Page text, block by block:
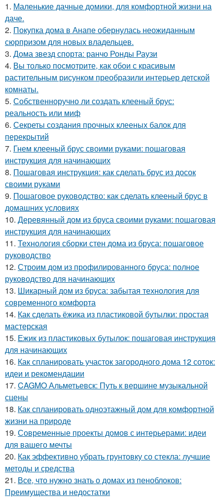
1. Маленькие дачные домики, для комфортной жизни на
даче.
2. Покупка дома в Анапе обернулась неожиданным
сюрпризом для новых владельцев.
3. Дома звезд спорта: ранчо Ронды Раузи
4. Вы только посмотрите, как обои с красивым
растительным рисунком преобразили интерьер детской
комнаты.
5. Собственноручно ли создать клееный брус:
реальность или миф
6. Секреты создания прочных клееных балок для
перекрытий
7. Гнем клееный брус своими руками: пошаговая
инструкция для начинающих
8. Пошаговая инструкция: как сделать брус из досок
своими руками
9. Пошаговое руководство: как сделать клееный брус в
домашних условиях
10. Деревянный дом из бруса своими руками: пошаговая
инструкция для начинающих
11. Технология сборки стен дома из бруса: пошаговое
руководство
12. Строим дом из профилированного бруса: полное
руководство для начинающих
13. Шикарный дом из бруса: забытая технология для
современного комфорта
14. Как сделать ёжика из пластиковой бутылки: простая
мастерская
15. Ежик из пластиковых бутылок: пошаговая инструкция
для начинающих
16. Как спланировать участок загородного дома 12 соток:
идеи и рекомендации
17. CAGMO Альметьевск: Путь к вершине музыкальной
сцены
18. Как спланировать одноэтажный дом для комфортной
жизни на природе
19. Современные проекты домов с интерьерами: идеи
для вашего мечты
20. Как эффективно убрать грунтовку со стекла: лучшие
методы и средства
21. Все, что нужно знать о домах из пеноблоков:
Преимущества и недостатки